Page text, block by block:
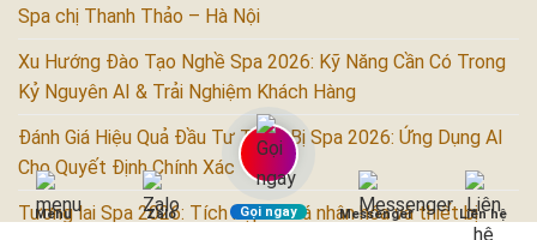
Spa chị Thanh Thảo – Hà Nội
Xu Hướng Đào Tạo Nghề Spa 2026: Kỹ Năng Cần Có Trong
Kỷ Nguyên AI & Trải Nghiệm Khách Hàng
Đánh Giá Hiệu Quả Đầu Tư Thiết Bị Spa 2026: Ứng Dụng AI
Cho Quyết Định Chính Xác
Tương lai Spa 2026: Tích hợp AI cá nhân hóa và thiết bị
Menu Zalo Gọi ngay Messenger Liên hệ